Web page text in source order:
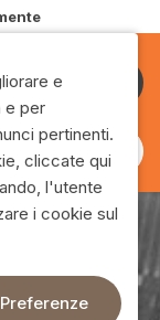
e
e per
pertinenti.
cliccate qui
l'utente
i cookie sul
Preferenze